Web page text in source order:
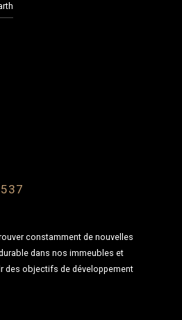
constamment de nouvelles
dans nos immeubles et
des objectifs de développement